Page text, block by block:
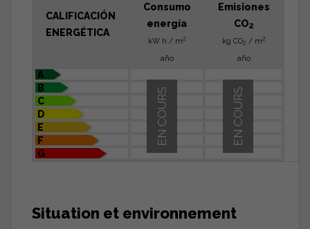
CALIFICACIÓN
ENERGÉTICA
Consumo
energía
kW h / m2
año
Emisiones
CO2
kg CO2 / m2
año
A
B
C
D
E
F
G
EN COURS
EN COURS
Situation et environnement